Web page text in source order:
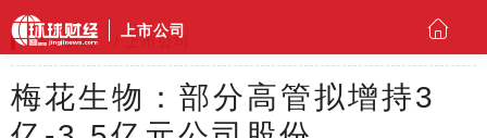
上市公司
环球财经 上市公司
梅花生物：部分高管拟增持3